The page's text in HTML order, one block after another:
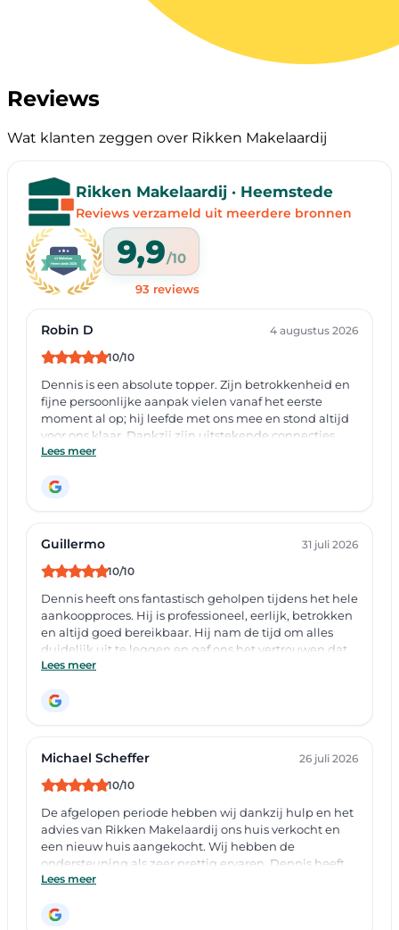
Reviews
Wat klanten zeggen over Rikken Makelaardij